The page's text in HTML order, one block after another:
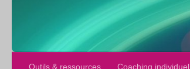
Outils & ressources Coaching individuel